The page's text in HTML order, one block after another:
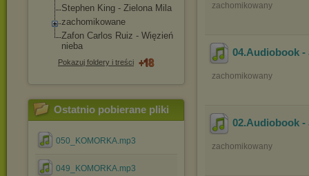
Stephen King - Zielona Mila
zachomikowane
Zafon Carlos Ruiz - Więzień
nieba
Pokazuj foldery i treści
Ostatnio pobierane pliki
050_KOMORKA.mp3
049_KOMORKA.mp3
zachomikowany
04.Audiobook -
zachomikowany
02.Audiobook -
zachomikowany